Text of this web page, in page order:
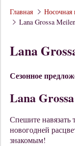
Главная Носочная
Lana Grossa
Lana
Сезонное
Lana
Спешите навязать
новогодней
знакомым!